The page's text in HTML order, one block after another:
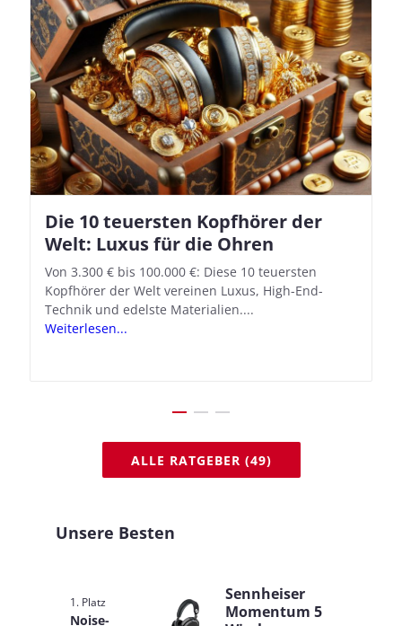
Die 10 teuersten Kopfhörer der
Welt: Luxus für die Ohren
Von 3.300 € bis 100.000 €: Diese 10 teuersten
Kopfhörer der Welt vereinen Luxus, High-End-
Technik und edelste Materialien....
Weiterlesen...
Apple AirPods Pro 2 und iOS 18.1:
So richtet ihr das neue Hörgeräte-
Feature ein
Mit iOS 18.1 und den AirPods Pro 2 verwandelt
Apple seine In-Ear-Kopfhörer in kostengünstige
Hörhilfen. In wenigen Schritten...
ALLE RATGEBER (49)
Unsere Besten
1. Platz
Noise-
Sennheiser
Momentum 5